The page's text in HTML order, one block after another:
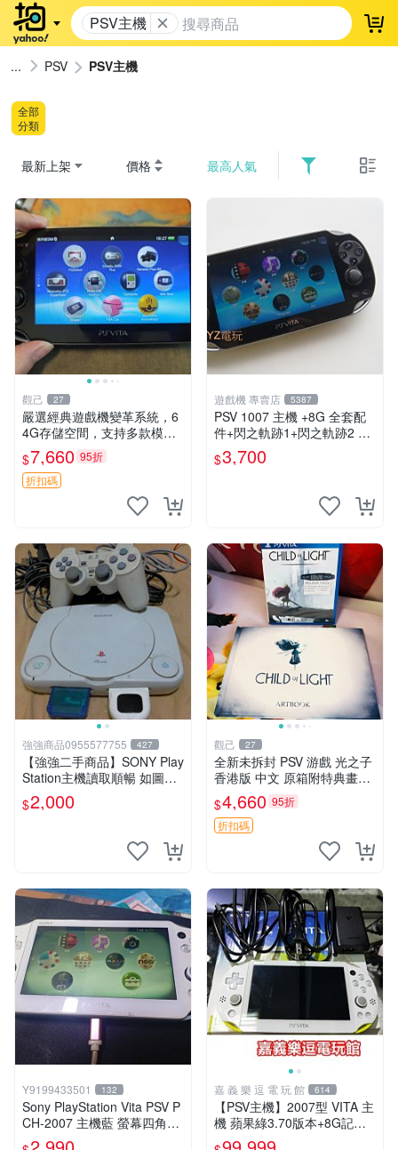
PSV主機 登
PSV PSV主機
全部
分類
最新上架 價格 最高人氣
觀己 27
嚴選經典遊戲機變革系統，6
4G存儲空間，支持多款模擬
器享受懷舊樂趣 黑店版 PSV
游戲 模擬器
$7,660 95折
折扣碼
遊戲機 專賣店 5387
PSV 1007 主機 +8G 全套配
件+閃之軌跡1+閃之軌跡2 保
修一年 品質有保障
$3,700
強強商品0955577755 427
【強強二手商品】SONY Play
Station主機讀取順暢 如圖全
部 ! 外觀完整乾淨
$2,000
觀己 27
全新未拆封 PSV 游戲 光之子
香港版 中文 原箱附特典畫冊
輝耀上市嚴選商品 光之子 港
版 PSV 特典畫冊
$4,660 95折
折扣碼
Y9199433501 132
Sony PlayStation Vita PSV P
CH-2007 主機藍 螢幕四角略
暗 可安裝遊戲 系統3.74書
嘉 義 樂 逗 電 玩 館 614
【PSV主機】2007型 VITA 主
機 蘋果綠3.70版本+8G記憶
卡+螢幕保護貼【9成新】✪中